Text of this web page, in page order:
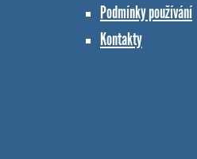
Podmínky používání
Kontakty